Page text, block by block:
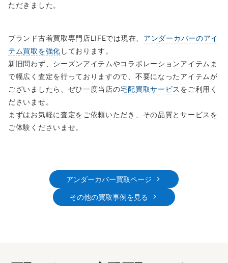
ただきました。
ブランド古着買取専門店LIFEでは現在、 アンダーカバーのアイ
テム買取を強化 しております。
新旧問わず、シーズンアイテムやコラボレーションアイテムま
で幅広く査定を行っておりますので、不要になったアイテムが
ございましたら、ぜひ一度当店の宅配買取サービス をご利用く
ださいませ。
まずはお気軽に査定をご依頼いただき、その品質とサービスを
ご体験くださいませ。
アンダーカバー買取ページ
その他の買取事例を見る